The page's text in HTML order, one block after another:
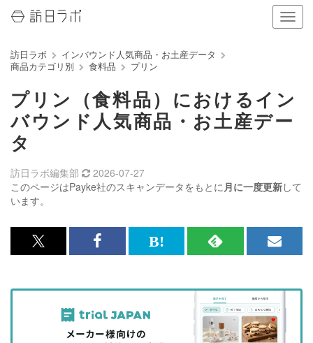
ナ
ビ
ン
の
り
る
訪日ラボ
インバウンド人気商品・お土産データ
商品カテゴリ別
食料品 プリン
プリン（食料品）におけるイン
バウンド人気商品・お土産デー
タ
このページはPayke社のスキャンデータをもとに月に一度更新して
います。
訪日ラボ編集部 2026-07-27
x<br>
記
を
Facebook<br>
記
事
を
は
な
ッ
RSS
記
事
を
メ
マ
ガ
登